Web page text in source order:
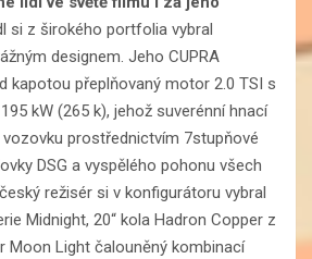
si z širokého portfolia vybral
designem. Jeho CUPRA
kapotou přeplňovaný motor 2.0 TSI s
kW (265 k), jehož suverénní hnací
vozovku prostřednictvím 7stupňové
DSG a vyspělého pohonu všech
režisér si v konfigurátoru vybral
Midnight, 20“ kola Hadron Copper z
Moon Light čalouněný kombinací